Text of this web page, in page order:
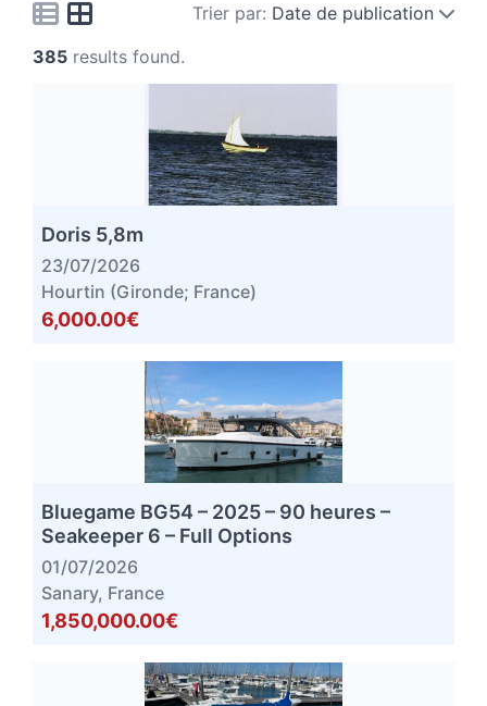
Trier par: Date de publication
385 results found.
Doris 5,8m
23/07/2026
Hourtin (Gironde; France)
6,000.00€
Bluegame BG54 – 2025 – 90 heures –
Seakeeper 6 – Full Options
01/07/2026
Sanary, France
1,850,000.00€